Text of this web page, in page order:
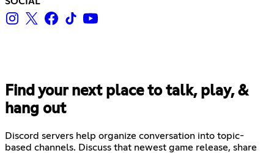
Find your next place to talk, play, &
hang out
Discord servers help organize conversation into topic-
based channels. Discuss that newest game release, share